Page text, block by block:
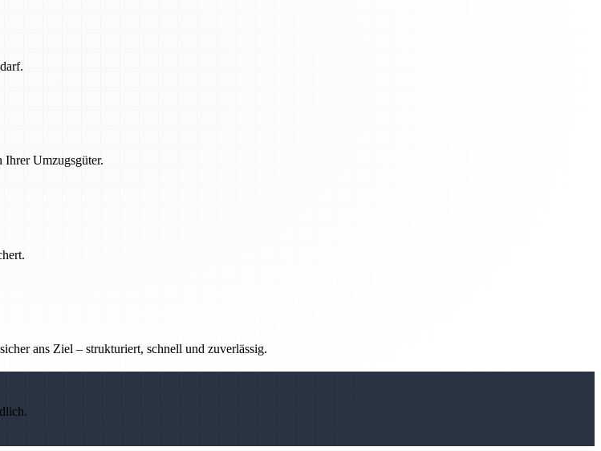
Ihrer Umzugsgüter.
ans Ziel – strukturiert, schnell und zuverlässig.